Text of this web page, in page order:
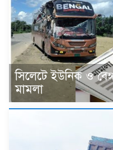
সিলেটে ইউনিক ও
মামলা